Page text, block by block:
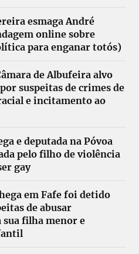
esmaga André
online sobre
para enganar totós)
de Albufeira alvo
por suspeitas de crimes de
e incitamento ao
e deputada na Póvoa
pelo filho de violência
gay
em Fafe foi detido
de abusar
sua filha menor e